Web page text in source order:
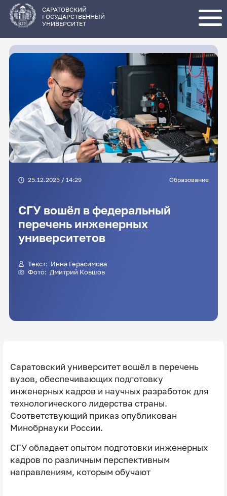
основному
содержанию
САРАТОВСКИЙ
ГОСУДАРСТВЕННЫЙ
УНИВЕРСИТЕТ
25.12.2025 / 14:29 Образование
СГУ вошёл в федеральный
перечень инженерных
университетов
Текст: Инна Герасимова
Фото: Дмитрий Ковшов
Саратовский университет вошёл в перечень
вузов, обеспечивающих подготовку
инженерных кадров и научных разработок для
технологического лидерства страны.
Соответствующий приказ опубликован
Минобрнауки России.
СГУ обладает опытом подготовки инженерных
кадров по различным перспективным
направлениям, которым обучают